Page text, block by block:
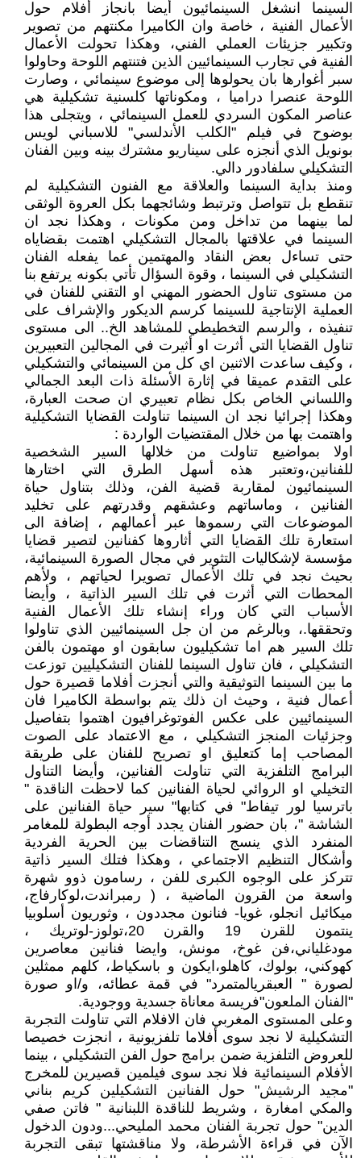
السينما انشغل السينمائيون أيضا بانجاز أفلام حول
الأعمال الفنية ، خاصة وان الكاميرا مكنتهم من تصوير
وتكبير جزيئات العملي الفني، وهكذا تحولت الأعمال
الفنية في تجارب السينمائيين الذين فتنتهم اللوحة وحاولوا
سبر أغوارها بان يحولوها إلى موضوع سينمائي ، وصارت
اللوحة عنصرا دراميا ، ومكوناتها كلسنية تشكيلية هي
عناصر المكون السردي للعمل السينمائي ، ويتجلى هذا
بوضوح في فيلم "الكلب الأندلسي" للاسباني لويس
بونويل الذي أنجزه على سيناريو مشترك بينه وبين الفنان
التشكيلي سلفادور دالي.
ومنذ بداية السينما والعلاقة مع الفنون التشكيلية لم
تنقطع بل تتواصل وترتبط وشائجهما بكل العروة الوثقى
لما بينهما من تداخل ومن مكونات ، وهكذا نجد ان
السينما في علاقتها بالمجال التشكيلي اهتمت بقضاياه
حتى تساءل بعض النقاد والمهتمين عما يفعله الفنان
التشكيلي في السينما ، وقوة السؤال تأتي بكونه يرتفع بنا
من مستوى تناول الحضور المهني او التقني للفنان في
العملية الإنتاجية للسينما كرسم الديكور والإشراف على
تنفيذه ، والرسم التخطيطي للمشاهد الخ.. الى مستوى
تناول القضايا التي أثرت او أثيرت في المجالين التعبيرين
، وكيف ساعدت الاثنين اي كل من السينمائي والتشكيلي
على التقدم عميقا في إثارة الأسئلة ذات البعد الجمالي
واللساني الخاص بكل نظام تعبيري ان صحت العبارة،
وهكذا إجرائيا نجد ان السينما تناولت القضايا التشكيلية
واهتمت بها من خلال المقتضيات الواردة :
اولا بمواضيع تناولت من خلالها السير الشخصية
للفنانين،وتعتبر هذه أسهل الطرق التي اختارها
السينمائيون لمقاربة قضية الفن، وذلك بتناول حياة
الفنانين ، وماساتهم وعشقهم وقدرتهم على تخليد
الموضوعات التي رسموها عبر أعمالهم ، إضافة الى
استعارة تلك القضايا التي أثاروها كفنانين لتصير قضايا
مؤسسة لإشكاليات التثوير في مجال الصورة السينمائية،
بحيث نجد في تلك الأعمال تصويرا لحياتهم ، ولأهم
المحطات التي أثرت في تلك السير الذاتية ، وأيضا
الأسباب التي كان وراء إنشاء تلك الأعمال الفنية
وتحققها.، وبالرغم من ان جل السينمائيين الذي تناولوا
تلك السير هم اما تشكيليون سابقون او مهتمون بالفن
التشكيلي ، فان تناول السينما للفنان التشكيليين توزعت
ما بين السينما التوثيقية والتي أنجزت أفلاما قصيرة حول
أعمال فنية ، وحيث ان ذلك يتم بواسطة الكاميرا فان
السينمائيين على عكس الفوتوغرافيون اهتموا بتفاصيل
وجزئيات المنجز التشكيلي ، مع الاعتماد على الصوت
المصاحب إما كتعليق او تصريح للفنان على طريقة
البرامج التلفزية التي تناولت الفنانين، وأيضا التناول
التخيلي او الروائي لحياة الفنانين كما لاحظت الناقدة "
باترسيا لور تيفاط" في كتابها" سير حياة الفنانين على
الشاشة "، بان حضور الفنان يجدد أوجه البطولة للمغامر
المنفرد الذي ينسج التناقضات بين الحرية الفردية
وأشكال التنظيم الاجتماعي ، وهكذا فتلك السير ذاتية
تتركز على الوجوه الكبرى للفن ، رسامون ذوو شهرة
واسعة من القرون الماضية ، ( رمبراندت،لوكارفاج،
ميكائيل انجلو، غويا- فنانون مجددون ، وثوريون أسلوبيا
ينتمون للقرن 19 والقرن 20،تولوز-لوتريك ،
مودغلياني،فن غوخ، مونش، وايضا فنانين معاصرين
كهوكني، بولوك، كاهلو،ايكون و باسكياط، كلهم ممثلين
لصورة " العبقريالمتمرد" في قمة عطائه، و/او صورة
"الفنان الملعون"فريسة معاناة جسدية ووجودية.
وعلى المستوى المغربي فان الافلام التي تناولت التجربة
التشكيلية لا نجد سوى أفلاما تلفزيونية ، انجزت خصيصا
للعروض التلفزية ضمن برامج حول الفن التشكيلي ، بينما
الأفلام السينمائية فلا نجد سوى فيلمين قصيرين للمخرج
"مجيد الرشيش" حول الفنانين التشكيلين كريم بناني
والمكي امغارة ، وشريط للناقدة اللبنانية " فاتن صفي
الدين" حول تجربة الفنان محمد المليحي...ودون الدخول
الآن في قراءة الأشرطة، ولا مناقشتها تبقى التجربة